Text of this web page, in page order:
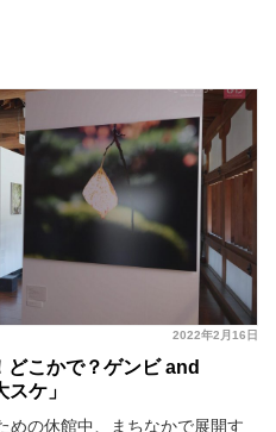
2022年2月16日
どこかで？ゲンビ and
ケ」
めの休館中、まちなかで展開す